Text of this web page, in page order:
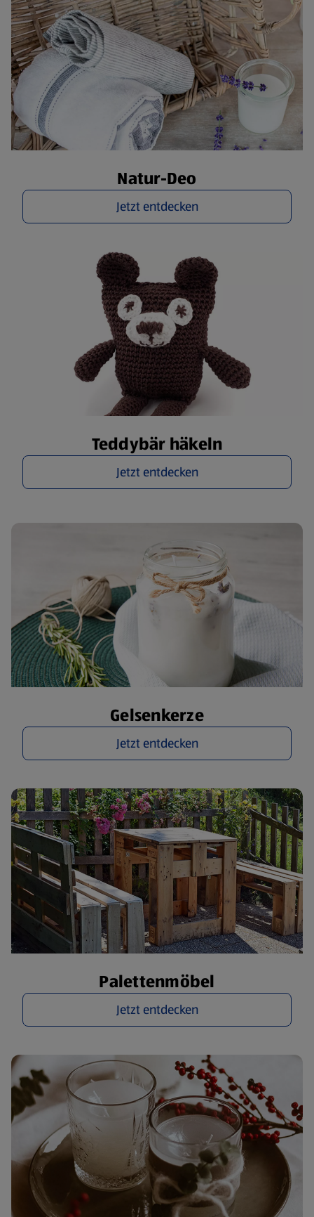
Natur-Deo
Jetzt entdecken
Teddybär häkeln
Jetzt entdecken
Gelsenkerze
Jetzt entdecken
Palettenmöbel
Jetzt entdecken